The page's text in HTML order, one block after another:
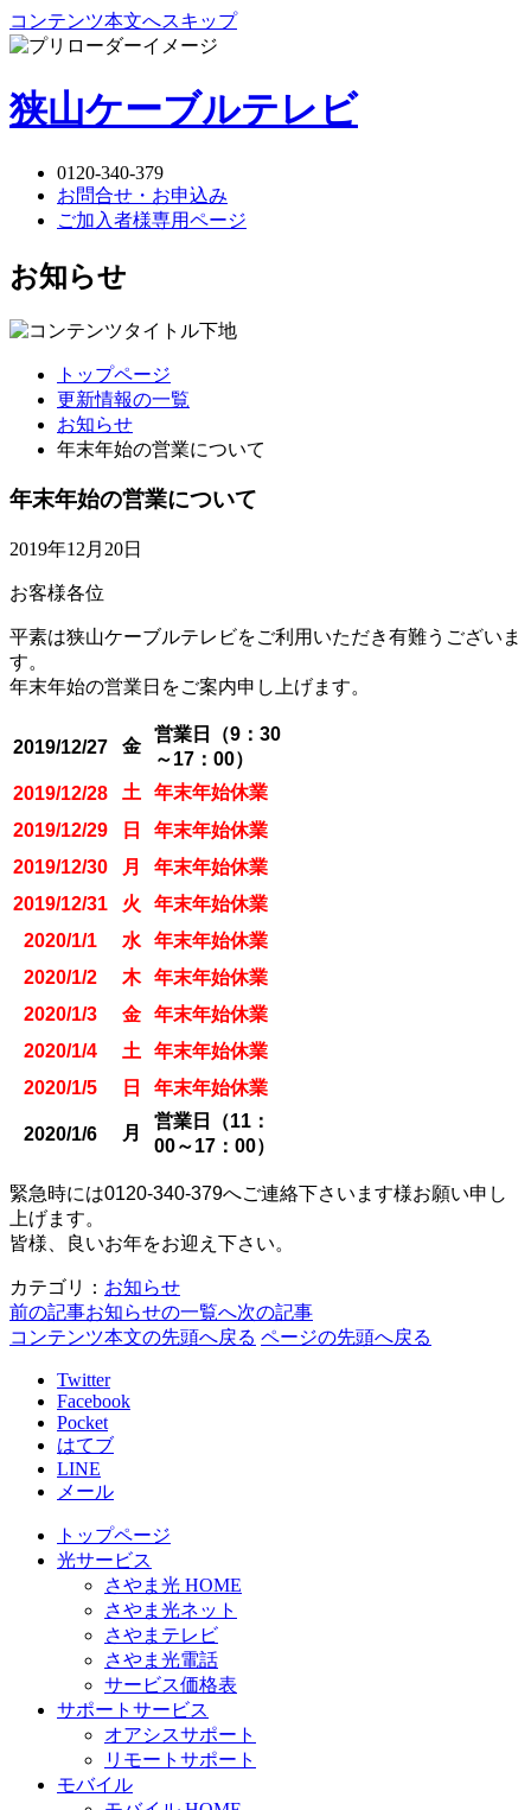
コンテンツ本文へスキップ
狭山ケーブルテレビ
0120-340-379
お問合せ・お申込み
ご加入者様専用ページ
お知らせ
トップページ
更新情報の一覧
お知らせ
年末年始の営業について
年末年始の営業について
2019年12月20日
お客様各位
平素は狭山ケーブルテレビをご利用いただき有難うございま
す。
年末年始の営業日をご案内申し上げます。
2019/12/27 金
営業日（9：30
～17：00）
2019/12/28
土
年末年始休業
2019/12/29
日
年末年始休業
2019/12/30
月
年末年始休業
2019/12/31
火
年末年始休業
2020/1/1
水
年末年始休業
2020/1/2
木
年末年始休業
2020/1/3
金
年末年始休業
2020/1/4
土
年末年始休業
2020/1/5
日 年末年始休業
2020/1/6 月
営業日（11：
00～17：00）
緊急時には0120-340-379へご連絡下さいます様お願い申し
上げます。
皆様、良いお年をお迎え下さい。
カテゴリ： お知らせ
前の記事お知らせの一覧へ次の記事
コンテンツ本文の先頭へ戻る ページの先頭へ戻る
Twitter
Facebook
Pocket
はてブ
LINE
メール
トップページ
光サービス
さやま光 HOME
さやま光ネット
さやまテレビ
さやま光電話
サービス価格表
サポートサービス
オアシスサポート
リモートサポート
モバイル